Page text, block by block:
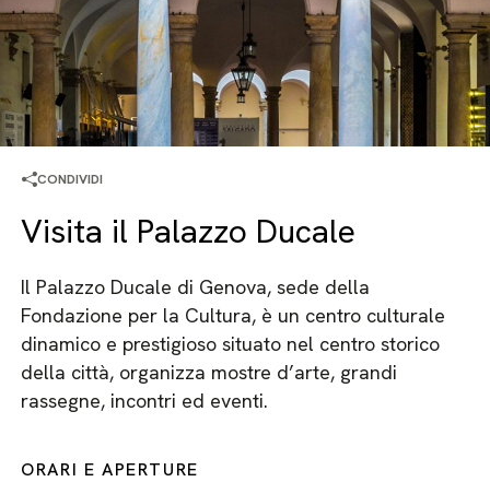
CONDIVIDI
Visita il Palazzo Ducale
Il Palazzo Ducale di Genova, sede della
Fondazione per la Cultura, è un centro culturale
dinamico e prestigioso situato nel centro storico
della città, organizza mostre d’arte, grandi
rassegne, incontri ed eventi.
ORARI E APERTURE